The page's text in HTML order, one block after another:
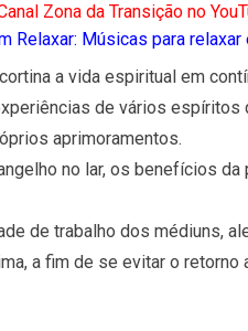
Zona da Transição no
Relaxar: Músicas para
a vida espiritual em
de vários espíritos
aprimoramentos.
no lar, os benefícios
de trabalho dos médiuns,
a fim de se evitar o